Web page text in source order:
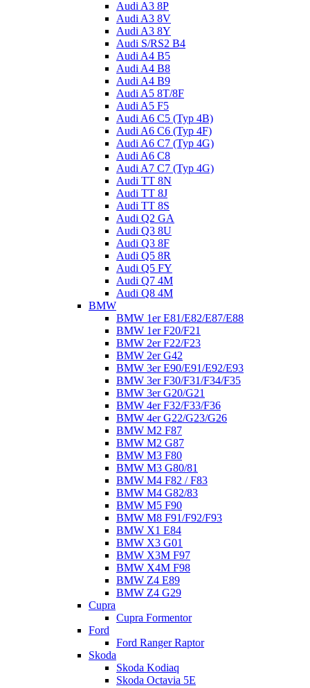
Audi A3 8P
Audi A3 8V
Audi A3 8Y
Audi S/RS2 B4
Audi A4 B5
Audi A4 B8
Audi A4 B9
Audi A5 8T/8F
Audi A5 F5
Audi A6 C5 (Typ 4B)
Audi A6 C6 (Typ 4F)
Audi A6 C7 (Typ 4G)
Audi A6 C8
Audi A7 C7 (Typ 4G)
Audi TT 8N
Audi TT 8J
Audi TT 8S
Audi Q2 GA
Audi Q3 8U
Audi Q3 8F
Audi Q5 8R
Audi Q5 FY
Audi Q7 4M
Audi Q8 4M
BMW
BMW 1er E81/E82/E87/E88
BMW 1er F20/F21
BMW 2er F22/F23
BMW 2er G42
BMW 3er E90/E91/E92/E93
BMW 3er F30/F31/F34/F35
BMW 3er G20/G21
BMW 4er F32/F33/F36
BMW 4er G22/G23/G26
BMW M2 F87
BMW M2 G87
BMW M3 F80
BMW M3 G80/81
BMW M4 F82 / F83
BMW M4 G82/83
BMW M5 F90
BMW M8 F91/F92/F93
BMW X1 E84
BMW X3 G01
BMW X3M F97
BMW X4M F98
BMW Z4 E89
BMW Z4 G29
Cupra
Cupra Formentor
Ford
Ford Ranger Raptor
Skoda
Skoda Kodiaq
Skoda Octavia 5E